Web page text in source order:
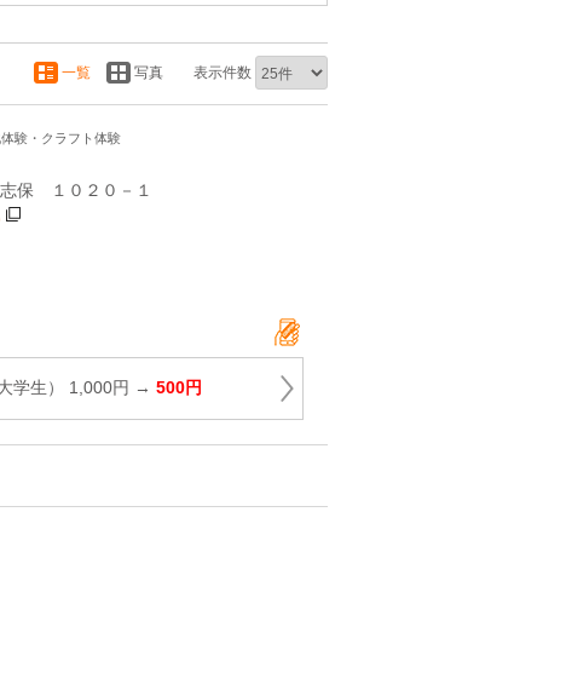
一覧 写真 表示件数
験・クラフト体験
保 １０２０－１
学生） 1,000円 → 500円